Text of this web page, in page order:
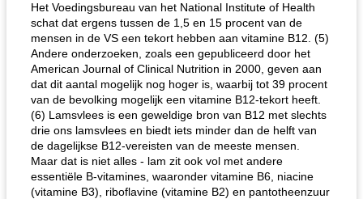
Het Voedingsbureau van het National Institute of Health
schat dat ergens tussen de 1,5 en 15 procent van de
mensen in de VS een tekort hebben aan vitamine B12. (5)
Andere onderzoeken, zoals een gepubliceerd door het
American Journal of Clinical Nutrition in 2000, geven aan
dat dit aantal mogelijk nog hoger is, waarbij tot 39 procent
van de bevolking mogelijk een vitamine B12-tekort heeft.
(6) Lamsvlees is een geweldige bron van B12 met slechts
drie ons lamsvlees en biedt iets minder dan de helft van
de dagelijkse B12-vereisten van de meeste mensen.
Maar dat is niet alles - lam zit ook vol met andere
essentiële B-vitamines, waaronder vitamine B6, niacine
(vitamine B3), riboflavine (vitamine B2) en pantotheenzuur